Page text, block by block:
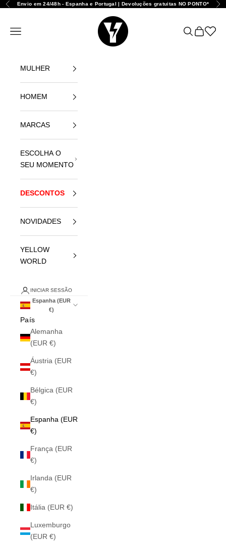
Ir para o conteúdo
AnteriorEnvio em 24/48h - Espanha e Portugal | Devoluções gratuitas NO PONTO*
Yellowshop
Abrir menu de navegação
AbrirAbrirAbrir
MULHER
HOMEM
MARCAS
ESCOLHA O
SEU MOMENTO
DESCONTOS
NOVIDADES
YELLOW
WORLD
INICIAR SESSÃO
Espanha (EUR
€)
País
Alemanha
(EUR €)
Áustria (EUR
€)
Bélgica (EUR
€)
Espanha (EUR
€)
França (EUR
€)
Irlanda (EUR
€)
Itália (EUR €)
Luxemburgo
(EUR €)